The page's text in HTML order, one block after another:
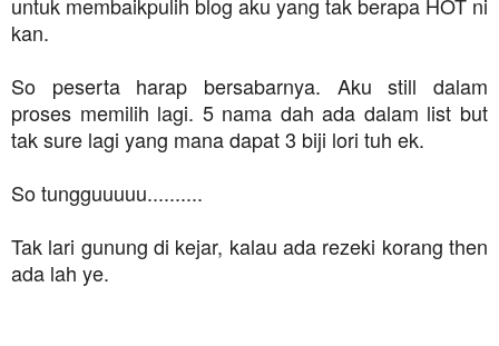
kan.
So peserta harap bersabarnya. Aku still dalam
proses memilih lagi. 5 nama dah ada dalam list but
tak sure lagi yang mana dapat 3 biji lori tuh ek.
So tungguuuuu..........
Tak lari gunung di kejar, kalau ada rezeki korang then
ada lah ye.